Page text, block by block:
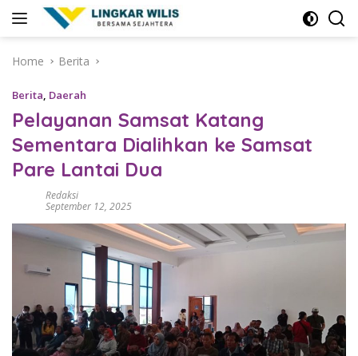
Home
Berita
Berita, Daerah
Pelayanan Samsat Katang
Sementara Dialihkan ke Samsat
Pare Lantai Dua
Redaksi
September 12, 2025